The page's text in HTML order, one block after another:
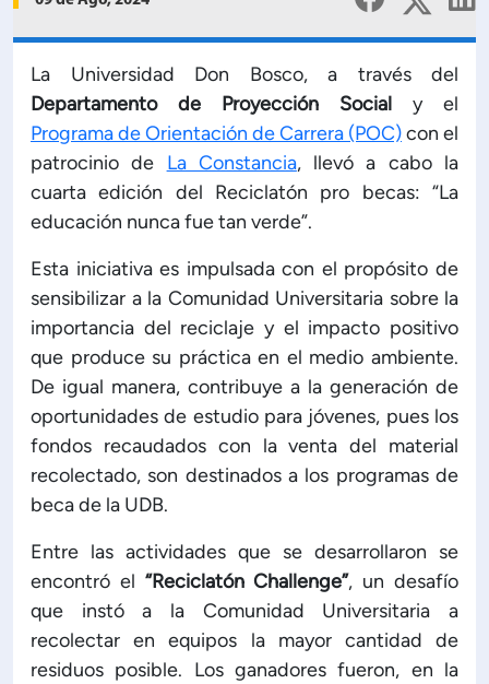
Capacitación Institucional
Estructura organizativa
Rector
Académica
Secretaría General
de Ciencia y Tecnología
de Gestión Institucional
Profesional e Internacionalización
Calidad Académica
Publicaciones
La Universidad Don Bosco, a través del
Departamento de Proyección Social y el
Programa de Orientación de Carrera (POC)con el
patrocinio de La Constancia, llevó a cabo la
cuarta edición del Reciclatón pro becas: “La
educación nunca fue tan verde”.
Esta iniciativa es impulsada con el propósito de
sensibilizar a la Comunidad Universitaria sobre la
importancia del reciclaje y el impacto positivo
que produce su práctica en el medio ambiente.
De igual manera, contribuye a la generación de
oportunidades de estudio para jóvenes, pues los
fondos recaudados con la venta del material
recolectado, son destinados a los programas de
beca de la UDB.
Entre las actividades que se desarrollaron se
encontró el “Reciclatón Challenge”, un desafío
que instó a la Comunidad Universitaria a
recolectar en equipos la mayor cantidad de
residuos posible. Los ganadores fueron, en la